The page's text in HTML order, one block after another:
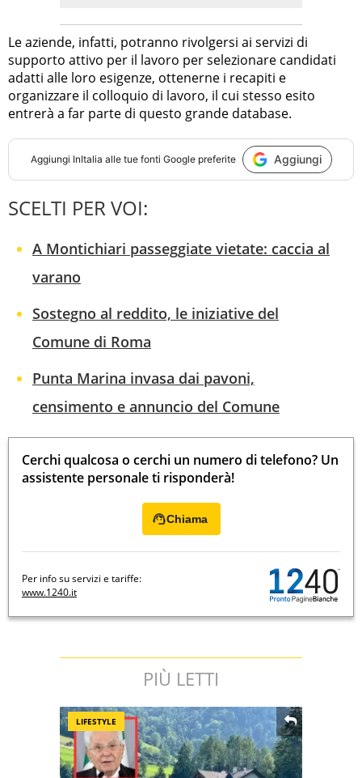
Le aziende, infatti, potranno rivolgersi ai servizi di
supporto attivo per il lavoro per selezionare candidati
adatti alle loro esigenze, ottenerne i recapiti e
organizzare il colloquio di lavoro, il cui stesso esito
entrerà a far parte di questo grande database.
Aggiungi InItalia alle tue fonti Google preferite Aggiungi
SCELTI PER VOI:
A Montichiari passeggiate vietate: caccia al
varano
Sostegno al reddito, le iniziative del
Comune di Roma
Punta Marina invasa dai pavoni,
censimento e annuncio del Comune
Cerchi qualcosa o cerchi un numero di telefono? Un
assistente personale ti risponderà!
Chiama
Per info su servizi e tariffe:
www.1240.it
PIÙ LETTI
LIFESTYLE